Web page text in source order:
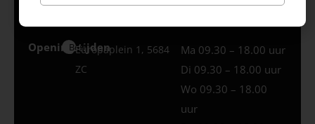
Openingstijden
Best
Europaplein 1, 5684
ZC
Ma 09.30 – 18.00 uur
Di 09.30 – 18.00 uur
Wo 09.30 – 18.00
uur